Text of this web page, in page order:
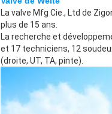
La valve Mfg Cie., Ltd de
plus de 15 ans.
La recherche et
et 17 techniciens, 12
(droite, UT, TA, pinte).